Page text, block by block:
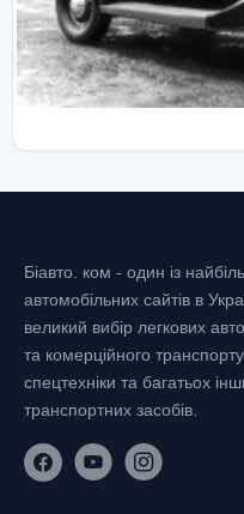
Біавто. ком - один із
автомобільних сайтів в
великий вибір легкових
та комерційного
спецтехніки та багатьох
транспортних засобів.